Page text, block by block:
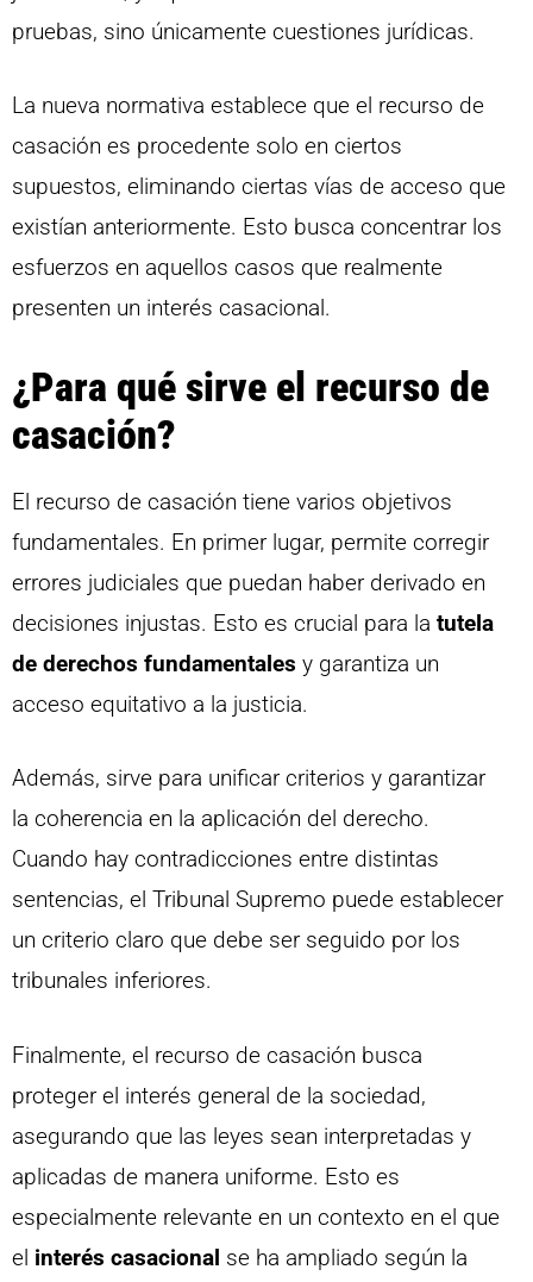
pruebas, sino únicamente cuestiones jurídicas.
La nueva normativa establece que el recurso de
casación es procedente solo en ciertos
supuestos, eliminando ciertas vías de acceso que
existían anteriormente. Esto busca concentrar los
esfuerzos en aquellos casos que realmente
presenten un interés casacional.
¿Para qué sirve el recurso de
casación?
El recurso de casación tiene varios objetivos
fundamentales. En primer lugar, permite corregir
errores judiciales que puedan haber derivado en
decisiones injustas. Esto es crucial para la tutela
de derechos fundamentales y garantiza un
acceso equitativo a la justicia.
Además, sirve para unificar criterios y garantizar
la coherencia en la aplicación del derecho.
Cuando hay contradicciones entre distintas
sentencias, el Tribunal Supremo puede establecer
un criterio claro que debe ser seguido por los
tribunales inferiores.
Finalmente, el recurso de casación busca
proteger el interés general de la sociedad,
asegurando que las leyes sean interpretadas y
aplicadas de manera uniforme. Esto es
especialmente relevante en un contexto en el que
el interés casacional se ha ampliado según la